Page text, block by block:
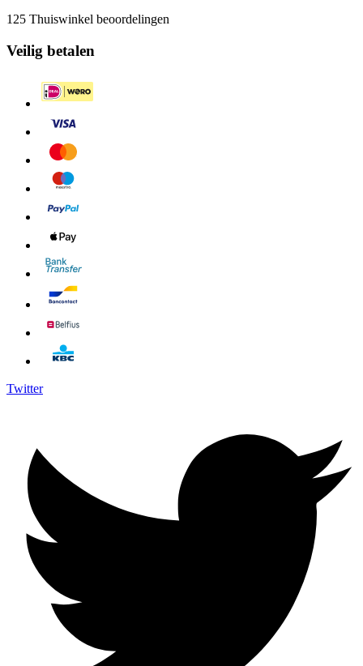
125 Thuiswinkel beoordelingen
Veilig betalen
Twitter